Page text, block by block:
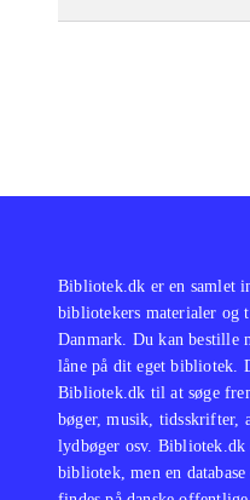
Bibliotek.dk er en samlet
bibliotekers materialer og
Danmark. Du kan bestille
låne på dit eget bibliotek.
Bibliotek.dk til at søge
bøger, musik, tidsskrifter,
lydbøger osv.
bibliotek, men en